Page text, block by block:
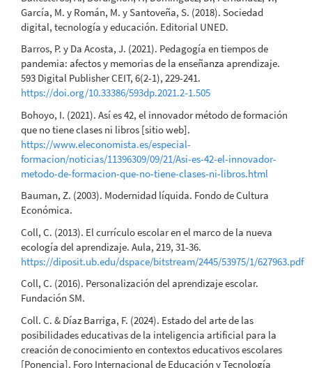
García, M. y Román, M. y Santoveña, S. (2018). Sociedad
digital, tecnología y educación. Editorial UNED.
Barros, P. y Da Acosta, J. (2021). Pedagogía en tiempos de
pandemia: afectos y memorias de la enseñanza aprendizaje.
593 Digital Publisher CEIT, 6(2-1), 229-241.
https://doi.org/10.33386/593dp.2021.2-1.505
Bohoyo, I. (2021). Así es 42, el innovador método de formación
que no tiene clases ni libros [sitio web].
https://www.eleconomista.es/especial-
formacion/noticias/11396309/09/21/Asi-es-42-el-innovador-
metodo-de-formacion-que-no-tiene-clases-ni-libros.html
Bauman, Z. (2003). Modernidad líquida. Fondo de Cultura
Económica.
Coll, C. (2013). El currículo escolar en el marco de la nueva
ecología del aprendizaje. Aula, 219, 31-36.
https://diposit.ub.edu/dspace/bitstream/2445/53975/1/627963.pdf
Coll, C. (2016). Personalización del aprendizaje escolar.
Fundación SM.
Coll. C. & Díaz Barriga, F. (2024). Estado del arte de las
posibilidades educativas de la inteligencia artificial para la
creación de conocimiento en contextos educativos escolares
[Ponencia]. Foro Internacional de Educación y Tecnología